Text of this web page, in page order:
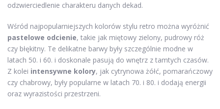
odzwierciedlenie charakteru danych dekad.
Wśród najpopularniejszych kolorów stylu retro można wyróżnić
pastelowe odcienie, takie jak miętowy zielony, pudrowy róż
czy błękitny. Te delikatne barwy były szczególnie modne w
latach 50. i 60. i doskonale pasują do wnętrz z tamtych czasów.
Z kolei intensywne kolory, jak cytrynowa żółć, pomarańczowy
czy chabrowy, były popularne w latach 70. i 80. i dodają energii
oraz wyrazistości przestrzeni.